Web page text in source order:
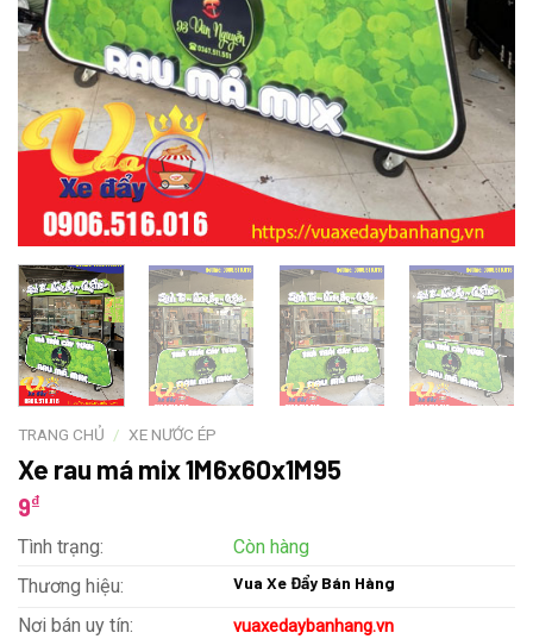
TRANG CHỦ / XE NƯỚC ÉP
Xe rau má mix 1M6x60x1M95
9₫
Tình trạng:
Còn hàng
Thương hiệu:
Vua Xe Đẩy Bán Hàng
Nơi bán uy tín: vuaxedaybanhang.vn